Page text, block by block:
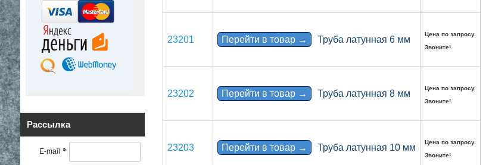
Рассылка
E-mail *
23201 Перейти в товар → Труба латунная 6 мм
Цена по запросу.
Звоните!
23202 Перейти в товар → Труба латунная 8 мм
Цена по запросу.
Звоните!
23203 Перейти в товар → Труба латунная 10 мм
Цена по запросу.
Звоните!